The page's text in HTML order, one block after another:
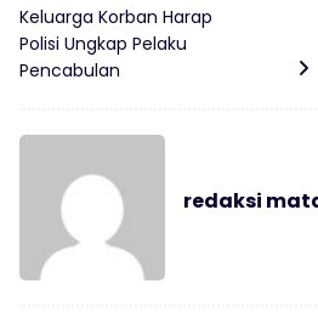
Keluarga Korban Harap
Polisi Ungkap Pelaku
Pencabulan
redaksi